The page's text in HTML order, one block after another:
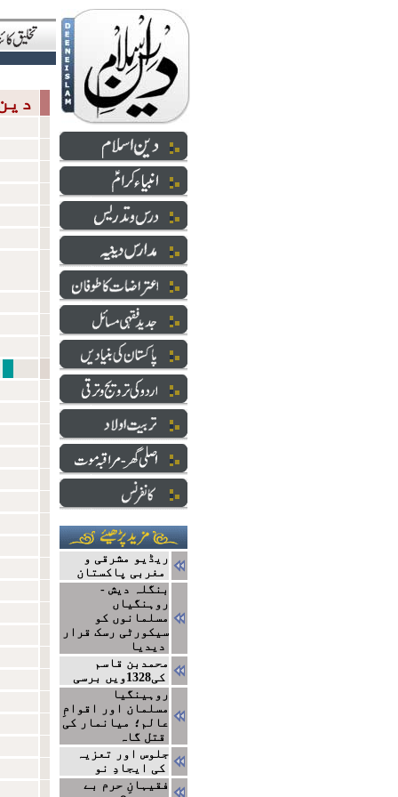
ریڈیو مشرقی و
مغربی پاکستان
بنگلہ دیش -
روہنگیاں
مسلمانوں کو
سیکورٹی رسک قرار
دیدیا
محمدبن قاسم
کی1328ویں برسی
روہینگیا
مسلمان اور اقوامِ
عالم؛ میانمار کی
قتل گاہ
جلوس اور تعزیہ
کی ایجادِ نو
فقیہانِ حرم بے